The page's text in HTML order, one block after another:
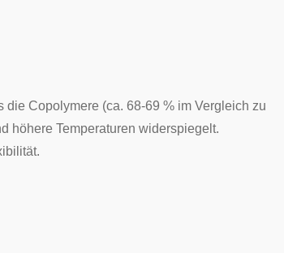
Copolymere (ca. 68-69 % im Vergleich zu
höhere Temperaturen widerspiegelt.
.